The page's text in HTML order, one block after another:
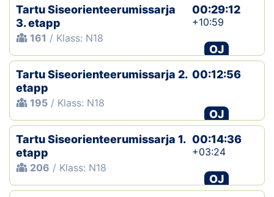
Tartu Siseorienteerumissarja
3. etapp
161 / Klass: N18
00:29:12
+10:59
OJ
Tartu Siseorienteerumissarja 2.
etapp
195 / Klass: N18
00:12:56
OJ
Tartu Siseorienteerumissarja 1.
etapp
206 / Klass: N18
00:14:36
+03:24
OJ